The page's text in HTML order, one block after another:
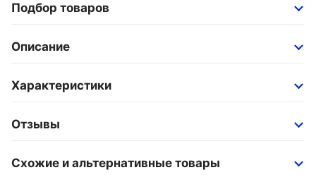
Подбор товаров
Описание
Характеристики
Отзывы
Схожие и альтернативные товары